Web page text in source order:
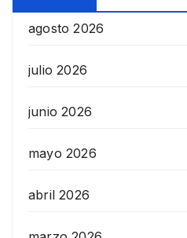
agosto 2026
julio 2026
junio 2026
mayo 2026
abril 2026